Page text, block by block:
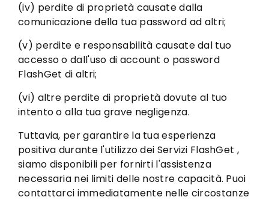
(iv) perdite di proprietà causate dalla
comunicazione della tua password ad altri;
(v) perdite e responsabilità causate dal tuo
accesso o dall'uso di account o password
FlashGet di altri;
(vi) altre perdite di proprietà dovute al tuo
intento o alla tua grave negligenza.
Tuttavia, per garantire la tua esperienza
positiva durante l'utilizzo dei Servizi FlashGet ,
siamo disponibili per fornirti l'assistenza
necessaria nei limiti delle nostre capacità. Puoi
contattarci immediatamente nelle circostanze